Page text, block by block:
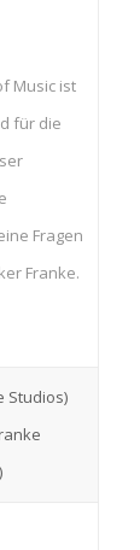
Music ist
für die
Fragen
Franke.​
Studios)